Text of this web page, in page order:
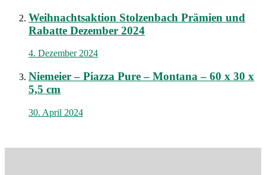
Weihnachtsaktion Stolzenbach Prämien und
Rabatte Dezember 2024
4. Dezember 2024
Niemeier – Piazza Pure – Montana – 60 x 30 x
5,5 cm
30. April 2024